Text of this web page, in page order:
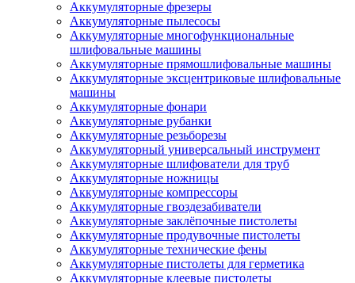
Аккумуляторные фрезеры
Аккумуляторные пылесосы
Аккумуляторные многофункциональные
шлифовальные машины
Аккумуляторные прямошлифовальные машины
Аккумуляторные эксцентриковые шлифовальные
машины
Аккумуляторные фонари
Аккумуляторные рубанки
Аккумуляторные резьборезы
Аккумуляторный универсальный инструмент
Аккумуляторные шлифователи для труб
Аккумуляторные ножницы
Аккумуляторные компрессоры
Аккумуляторные гвоздезабиватели
Аккумуляторные заклёпочные пистолеты
Аккумуляторные продувочные пистолеты
Аккумуляторные технические фены
Аккумуляторные пистолеты для герметика
Аккумуляторные клеевые пистолеты